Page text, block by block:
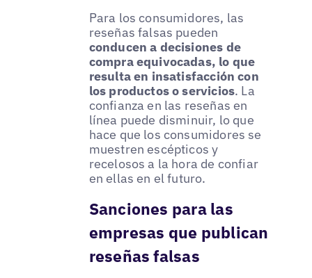
Para los consumidores, las
reseñas falsas pueden
conducen a decisiones de
compra equivocadas, lo que
resulta en insatisfacción con
los productos o servicios. La
confianza en las reseñas en
línea puede disminuir, lo que
hace que los consumidores se
muestren escépticos y
recelosos a la hora de confiar
en ellas en el futuro.
Sanciones para las
empresas que publican
reseñas falsas